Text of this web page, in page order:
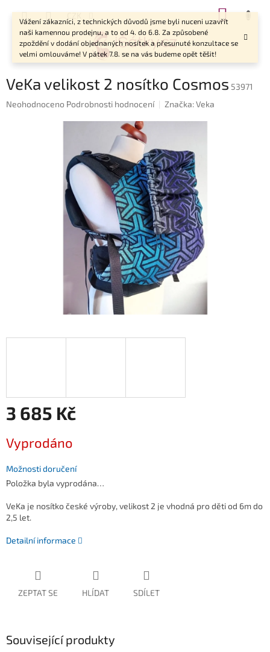
Vážení zákazníci, z technických důvodů jsme byli nuceni uzavřít
naši kamennou prodejnu, a to od 4. do 6.8. Za způsobené
zpoždění v dodání objednaných nosítek a přesunuté konzultace se
velmi omlouváme! V pátek 7.8. se na vás budeme opět těšit!
CZK
VeKa velikost 2 nosítko Cosmos 53971
Průměrné
Neohodnoceno Podrobnosti hodnocení Značka:Veka
3 685 Kč
cena:
Vyprodáno
Možnosti doručení
Položka byla vyprodána…
VeKa je nosítko české výroby, velikost 2 je vhodná pro děti od 6m do
2,5 let.
Detailní informace
ZEPTAT SE HLÍDAT SDÍLET
Související produkty